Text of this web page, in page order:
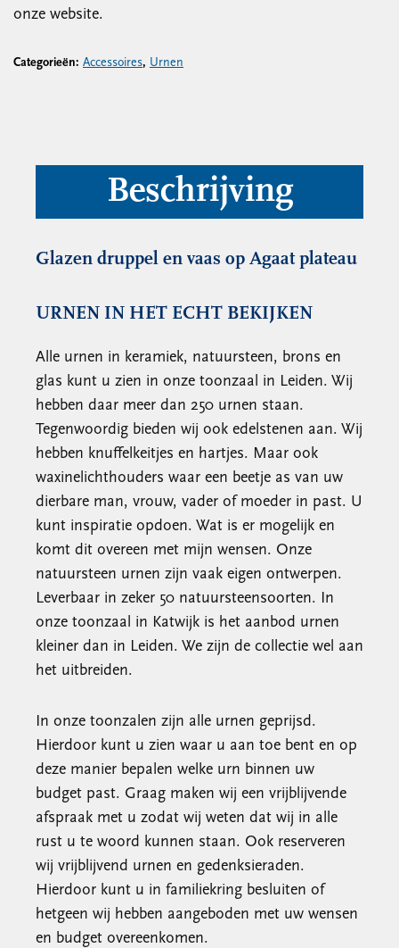
onze website.
Categorieën: Accessoires, Urnen
Beschrijving
Glazen druppel en vaas op Agaat plateau
URNEN IN HET ECHT BEKIJKEN
Alle urnen in keramiek, natuursteen, brons en
glas kunt u zien in onze toonzaal in Leiden. Wij
hebben daar meer dan 250 urnen staan.
Tegenwoordig bieden wij ook edelstenen aan. Wij
hebben knuffelkeitjes en hartjes. Maar ook
waxinelichthouders waar een beetje as van uw
dierbare man, vrouw, vader of moeder in past. U
kunt inspiratie opdoen. Wat is er mogelijk en
komt dit overeen met mijn wensen. Onze
natuursteen urnen zijn vaak eigen ontwerpen.
Leverbaar in zeker 50 natuursteensoorten. In
onze toonzaal in Katwijk is het aanbod urnen
kleiner dan in Leiden. We zijn de collectie wel aan
het uitbreiden.
In onze toonzalen zijn alle urnen geprijsd.
Hierdoor kunt u zien waar u aan toe bent en op
deze manier bepalen welke urn binnen uw
budget past. Graag maken wij een vrijblijvende
afspraak met u zodat wij weten dat wij in alle
rust u te woord kunnen staan. Ook reserveren
wij vrijblijvend urnen en gedenksieraden.
Hierdoor kunt u in familiekring besluiten of
hetgeen wij hebben aangeboden met uw wensen
en budget overeenkomen.